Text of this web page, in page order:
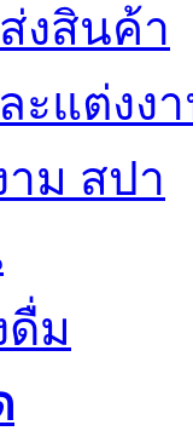
งสินค้า
ะแต่งง
ม สปา
ดื่ม